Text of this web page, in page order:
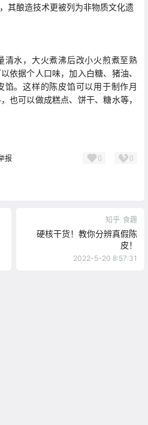
其酿造技术更被列为非物质文化遗
清水，大火煮沸后改小火煎煮至熟
依据个人口味，加入白糖、猪油、
馅。这样的陈皮馅可以用于制作月
也可以做成糕点、饼干、糖水等，
报 0 0
知乎 食趣
硬核干货！教你分辨真假陈
皮！
2022-5-20 8:57:31